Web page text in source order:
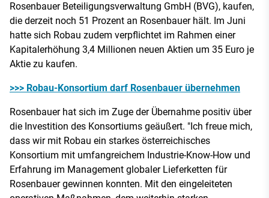
Rosenbauer Beteiligungsverwaltung GmbH (BVG), kaufen,
die derzeit noch 51 Prozent an Rosenbauer hält. Im Juni
hatte sich Robau zudem verpflichtet im Rahmen einer
Kapitalerhöhung 3,4 Millionen neuen Aktien um 35 Euro je
Aktie zu kaufen.
>>> Robau-Konsortium darf Rosenbauer übernehmen
Rosenbauer hat sich im Zuge der Übernahme positiv über
die Investition des Konsortiums geäußert. "Ich freue mich,
dass wir mit Robau ein starkes österreichisches
Konsortium mit umfangreichem Industrie-Know-How und
Erfahrung im Management globaler Lieferketten für
Rosenbauer gewinnen konnten. Mit den eingeleiteten